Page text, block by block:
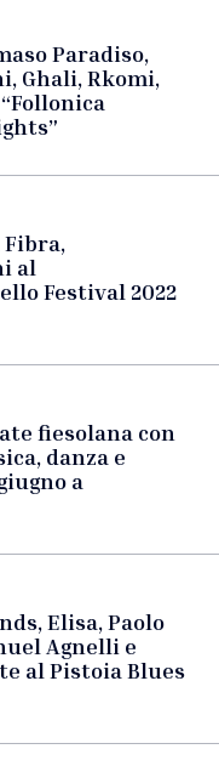
Paradiso,
Ghali, Rkomi,
Fibra,
al
Festival 2022
fiesolana con
danza e
a
Elisa, Paolo
Agnelli e
al Pistoia Blues